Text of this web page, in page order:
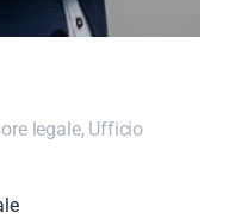
legale, Ufficio